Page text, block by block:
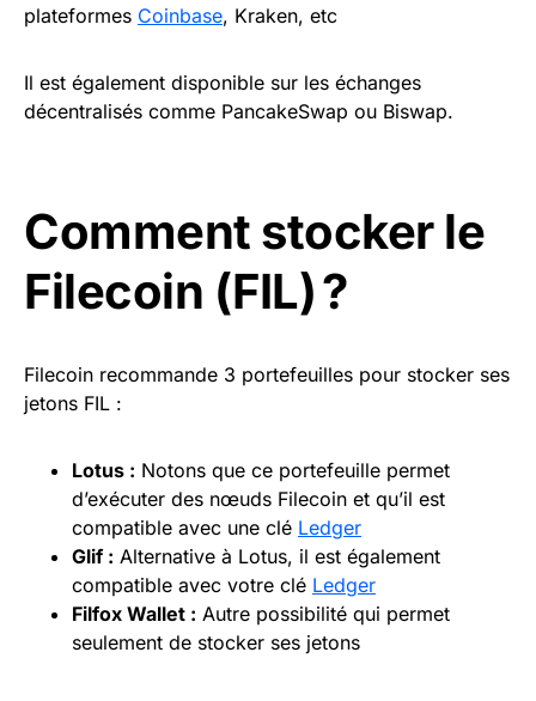
plateformes Coinbase, Kraken, etc
Il est également disponible sur les échanges
décentralisés comme PancakeSwap ou Biswap.
Comment stocker le
Filecoin (FIL) ?
Filecoin recommande 3 portefeuilles pour stocker ses
jetons FIL :
Lotus : Notons que ce portefeuille permet
d’exécuter des nœuds Filecoin et qu’il est
compatible avec une clé Ledger
Glif : Alternative à Lotus, il est également
compatible avec votre clé Ledger
Filfox Wallet : Autre possibilité qui permet
seulement de stocker ses jetons